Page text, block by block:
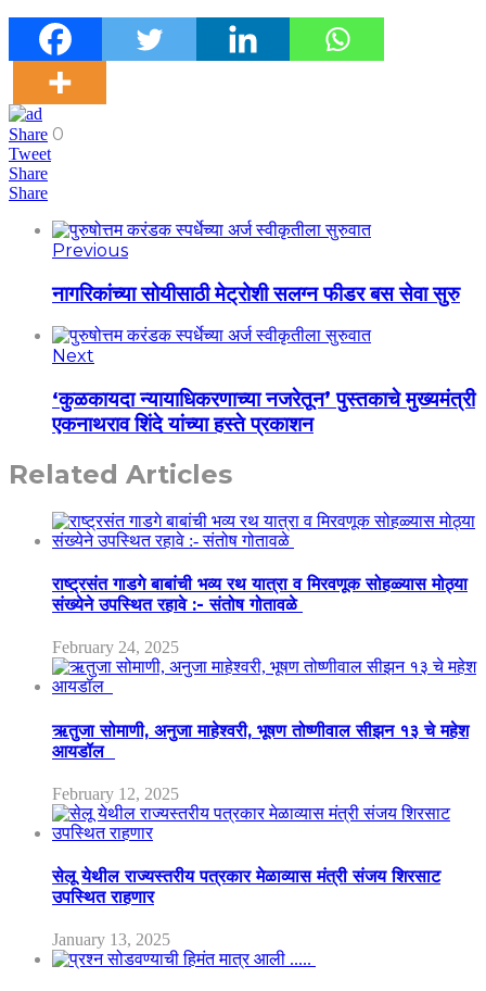
Share 0
Tweet
Share
Share
Previous
नागरिकांच्या सोयीसाठी मेट्रोशी सलग्न फीडर बस सेवा सुरु
Next
‘कुळकायदा न्यायाधिकरणाच्या नजरेतून’ पुस्तकाचे मुख्यमंत्री
एकनाथराव शिंदे यांच्या हस्ते प्रकाशन
Related Articles
राष्ट्रसंत गाडगे बाबांची भव्य रथ यात्रा व मिरवणूक सोहळ्यास मोठ्या
संख्येने उपस्थित रहावे :- संतोष गोतावळे
February 24, 2025
ऋतुजा सोमाणी, अनुजा माहेश्वरी, भूषण तोष्णीवाल सीझन १३ चे महेश
आयडॉल
February 12, 2025
सेलू येथील राज्यस्तरीय पत्रकार मेळाव्यास मंत्री संजय शिरसाट
उपस्थित राहणार
January 13, 2025